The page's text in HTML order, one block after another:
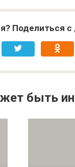
Поделиться
быть